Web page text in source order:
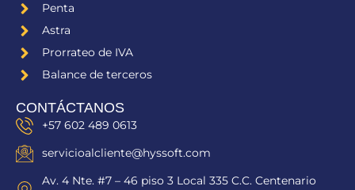
Penta
Astra
Prorrateo de IVA
Balance de terceros
CONTÁCTANOS
+57 602 489 0613
servicioalcliente@hyssoft.com
Av. 4 Nte. #7 – 46 piso 3 Local 335 C.C. Centenario